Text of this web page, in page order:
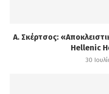
Α. Σκέρτσος:
Hellenic
30